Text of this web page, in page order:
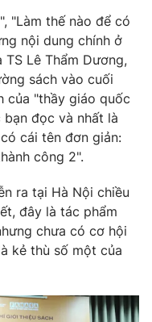
"Làm thế nào để có
nội dung chính ở
Lê Thẩm Dương,
sách vào cuối
của "thầy giáo quốc
đọc và nhất là
cái tên đơn giản:
công 2".
ra tại Hà Nội chiều
đây là tác phẩm
chưa có cơ hội
kẻ thù số một của